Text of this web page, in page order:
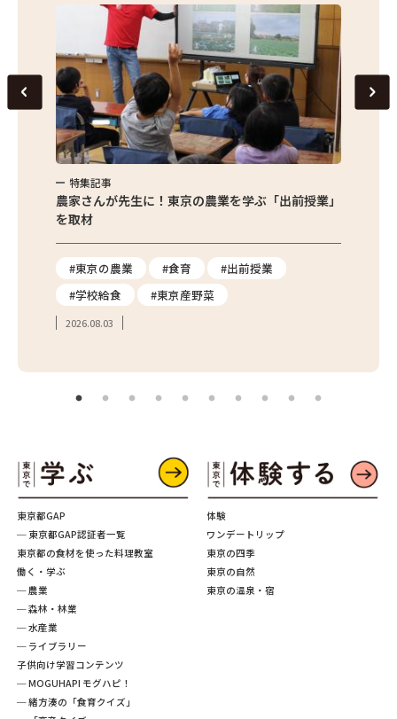
特集記事
農家さんが先生に！東京の農業を学ぶ「出前授業」
を取材
#東京の農業 #食育
#出前授業
#学校給食
#東京産野菜
2026.08.03
東京都GAP
─ 東京都GAP認証者一覧
東京都の食材を使った料理教室
働く・学ぶ
─ 農業
─ 森林・林業
─ 水産業
─ ライブラリー
子供向け学習コンテンツ
─ MOGUHAPI モグハピ！
─ 緒方湊の「食育クイズ」
体験
ワンデートリップ
東京の四季
東京の自然
東京の温泉・宿